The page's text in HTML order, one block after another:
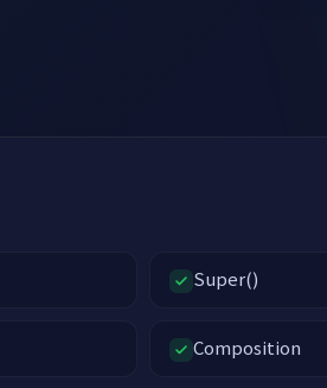
Super()
Composition